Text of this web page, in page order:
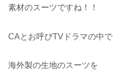
素材のスーツですね！！
CAとお呼びTVドラマの中で
海外製の生地のスーツを